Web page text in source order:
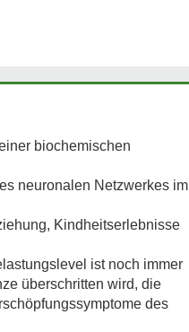
biochemischen
neuronalen Netzwerkes im
Kindheitserlebnisse
ist noch immer
überschritten wird, die
des